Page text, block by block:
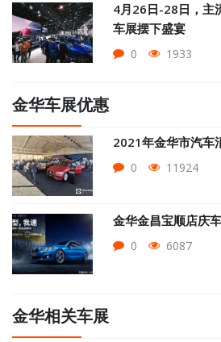
4月26日-28日，主
车展摆下盛宴
0 1933
金华车展优惠
2021年金华市汽车
0 11924
金华金昌宝顺店庆
0 6087
金华相关车展